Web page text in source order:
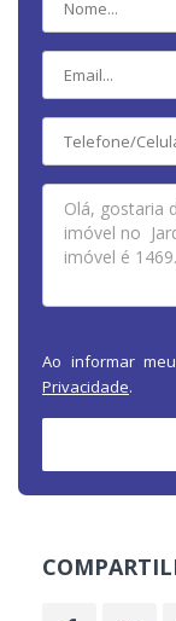
Ao informar
Privacidade.